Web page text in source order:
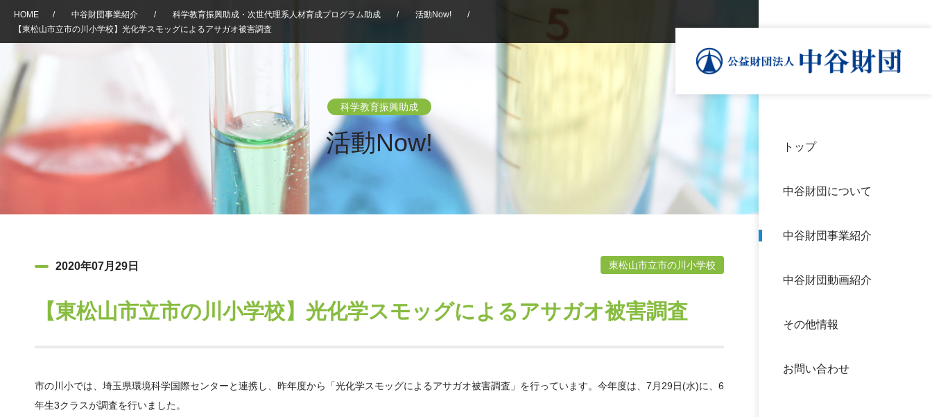
トップ
中谷財団について
中谷財団事業紹介
中谷財団動画紹介
その他情報
お問い合わせ
HOME / 中谷財団事業紹介 / 科学教育振興助成・次世代理系人材育成プログラム助成 / 活動Now!
/
【東松山市立市の川小学校】光化学スモッグによるアサガオ被害調査
科学教育振興助成
活動Now!
2020年07月29日 東松山市立市の川小学校
【東松山市立市の川小学校】光化学スモッグによるアサガオ被害調査
市の川小では、埼玉県環境科学国際センターと連携し、昨年度から「光化学スモッグによるアサガオ被害調査」を行っています。今年度は、7月29日(水)に、6
年生3クラスが調査を行いました。